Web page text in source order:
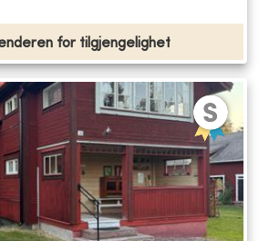
for tilgjengelighet